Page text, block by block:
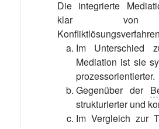
Die integrierte
klar von
Im Unterschied
Mediation ist sie
prozessorientierter.
Gegenüber der
strukturierter und
Im Vergleich zur